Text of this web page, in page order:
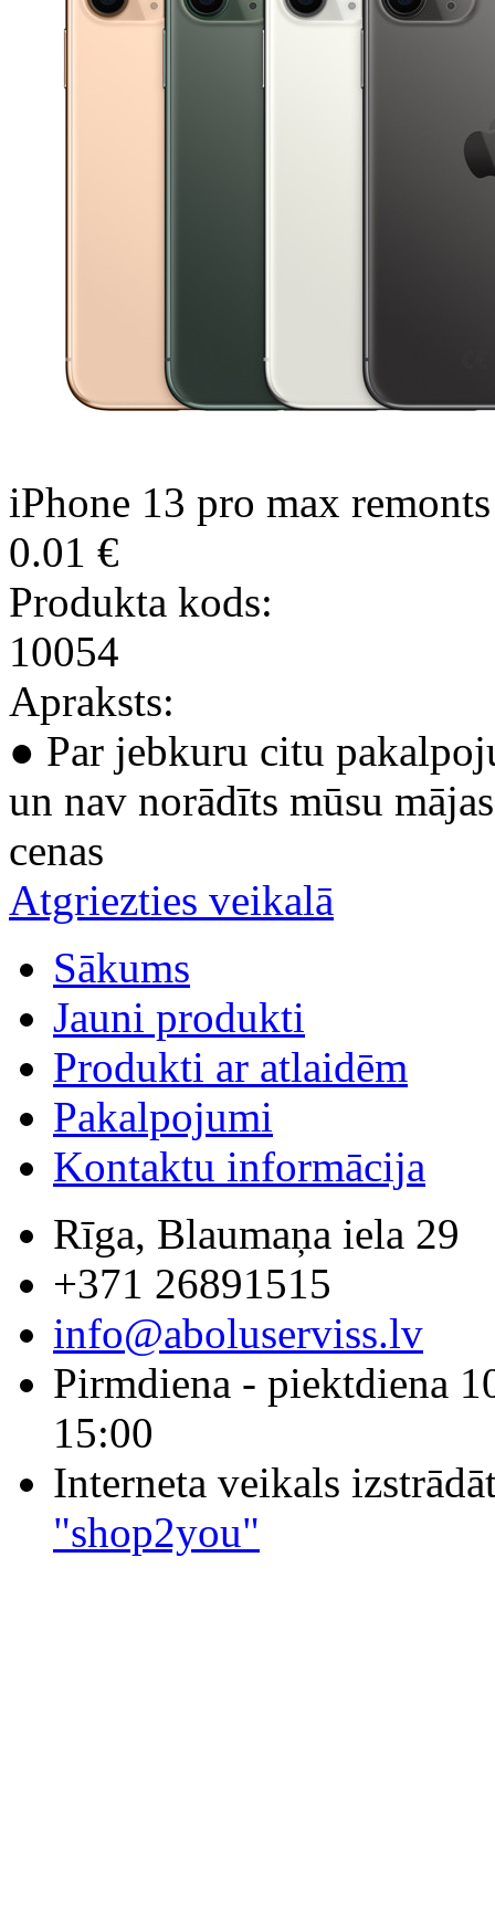
iPhone 13 pro max remonts
0.01 €
Produkta kods:
10054
Apraksts:
● Par jebkuru citu
un nav norādīts mūsu
cenas
Atgriezties veikalā
Sākums
Jauni produkti
Produkti ar atlaidēm
Pakalpojumi
Kontaktu informācija
Rīga, Blaumaņa iela 29
+371 26891515
info@aboluserviss.lv
Pirmdiena - piektdiena
15:00
Interneta veikals
"shop2you"